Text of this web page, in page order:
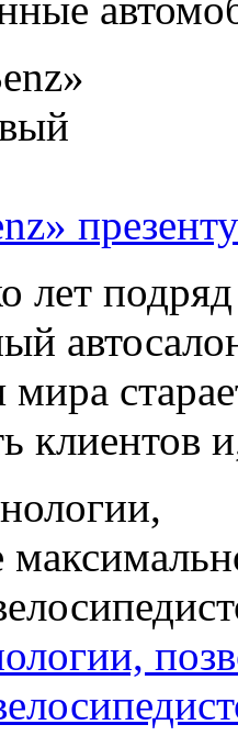
лет
мира
клиентов